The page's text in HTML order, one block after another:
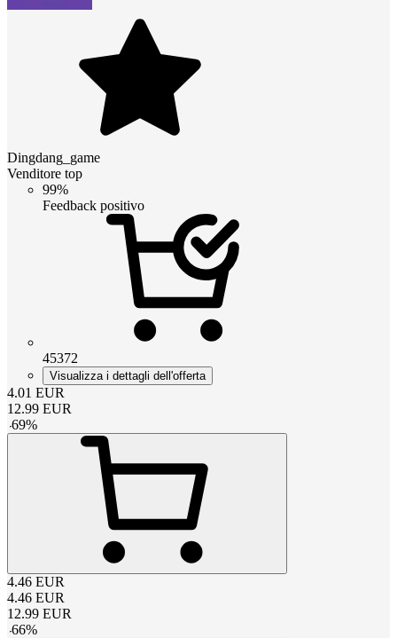
Dingdang_game
Venditore top
99%
Feedback positivo
45372
Visualizza i dettagli dell'offerta
4.01 EUR
12.99 EUR
-69%
4.46 EUR
4.46 EUR
12.99 EUR
-66%